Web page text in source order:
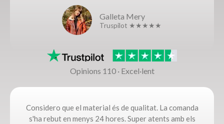
Galleta Mery
Truspilot ★★★★★
Opinions 110 · Excel·lent
Considero que el material és de qualitat. La comanda
s'ha rebut en menys 24 hores. Super atents amb els